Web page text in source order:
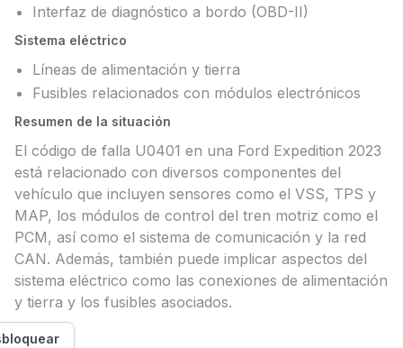
Interfaz de diagnóstico a bordo (OBD-II)
Sistema eléctrico
Líneas de alimentación y tierra
Fusibles relacionados con módulos electrónicos
Resumen de la situación
El código de falla U0401 en una Ford Expedition 2023
está relacionado con diversos componentes del
vehículo que incluyen sensores como el VSS, TPS y
MAP, los módulos de control del tren motriz como el
PCM, así como el sistema de comunicación y la red
CAN. Además, también puede implicar aspectos del
sistema eléctrico como las conexiones de alimentación
y tierra y los fusibles asociados.